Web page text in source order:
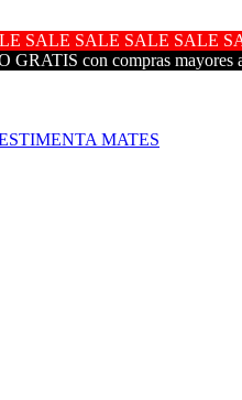
SALE SALE SALE SALE
GRATIS con compras mayores
MATES